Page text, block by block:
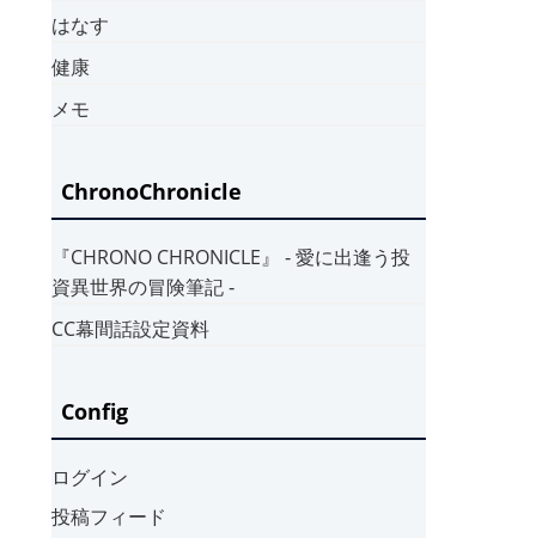
はなす
健康
メモ
ChronoChronicle
『CHRONO CHRONICLE』 ‐ 愛に出逢う投
資異世界の冒険筆記 ‐
CC幕間話設定資料
Config
ログイン
投稿フィード